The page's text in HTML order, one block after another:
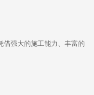
借强大的施工能力、丰富的